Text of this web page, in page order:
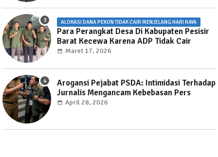
ALOKASI DANA PEKON TIDAK CAIR MENJELANG HARI RAYA
Para Perangkat Desa Di Kabupaten Pesisir
Barat Kecewa Karena ADP Tidak Cair
Maret 17, 2026
Arogansi Pejabat PSDA: Intimidasi Terhadap
Jurnalis Mengancam Kebebasan Pers
April 28, 2026